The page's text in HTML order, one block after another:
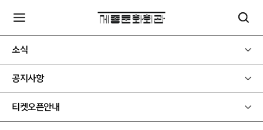
소식
공지사항
티켓오픈안내